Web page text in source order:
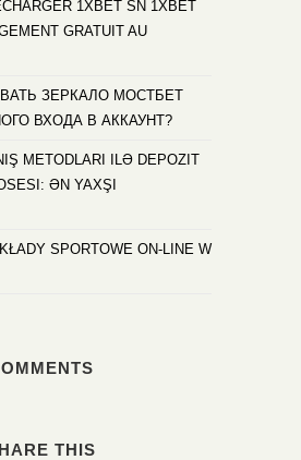
1XBET SN 1XBET
GRATUIT AU
ЗЕРКАЛО МОСТБЕТ
ВХОДА В АККАУНТ?
METODLARI ILƏ DEPOZIT
ƏN YAXŞI
SPORTOWE ON-LINE W
THIS